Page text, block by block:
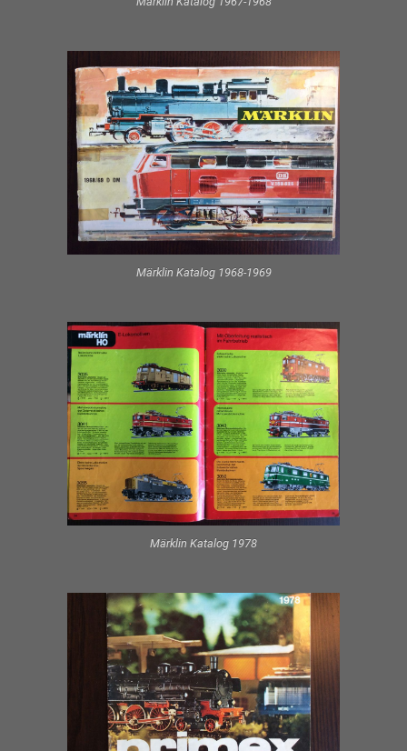
Märklin Katalog 1968-1969
Märklin Katalog 1978